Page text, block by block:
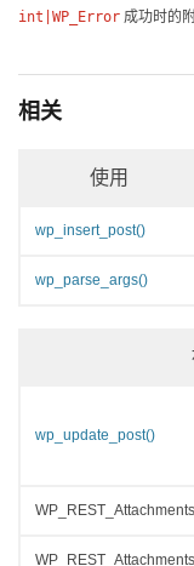
int| WP_Error 成功时的
相关
使用
wp_insert_post()
wp_parse_args()
wp_update_post()